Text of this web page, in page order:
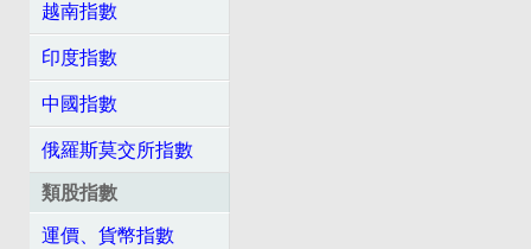
越南指數
印度指數
中國指數
俄羅斯莫交所指數
類股指數
運價、貨幣指數